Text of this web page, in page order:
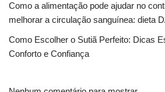
Como a alimentação pode ajudar no
melhorar a circulação sanguínea: dieta
Como Escolher o Sutiã Perfeito: Dicas
Conforto e Confiança